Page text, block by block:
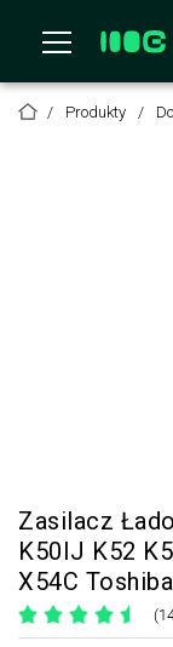
Produkty
Zasilacz
K50IJ K52
X54C